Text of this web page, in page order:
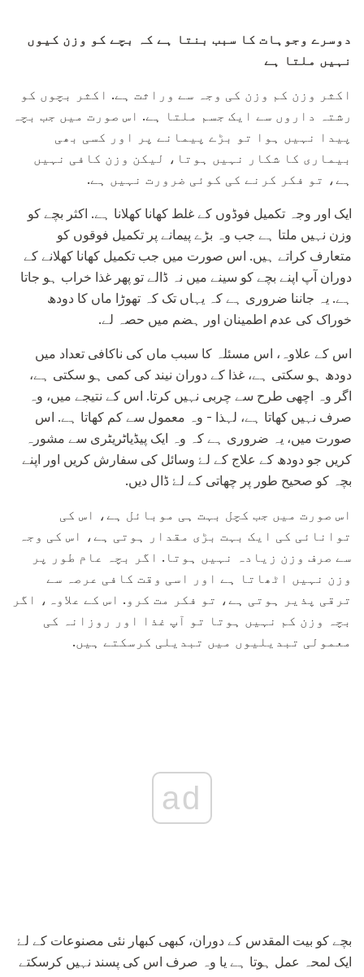
دوسرے وجوہات کا سبب بنتا ہے کہ بچے کو وزن کیوں
نہیں ملتا ہے
اکثر وزن کم وزن کی وجہ سے وراثت ہے. اکثر بچوں کو
رشتہ داروں سے ایک جسم ملتا ہے. اس صورت میں جب بچہ
پیدا نہیں ہوا تو بڑے پیمانے پر اور کسی بھی
بیماری کا شکار نہیں ہوتا، لیکن وزن کافی نہیں
ہے، تو فکر کرنے کی کوئی ضرورت نہیں ہے.
ایک اور وجہ تکمیل فوڈوں کے غلط کھانا کھلانا ہے. اکثر بچے کو
وزن نہیں ملتا ہے جب وہ بڑے پیمانے پر تکمیل فوقوں کو
متعارف کراتے ہیں. اس صورت میں جب تکمیل کھانا کھلانے کے
دوران آپ اپنے بچے کو سینے میں نہ ڈالے تو پھر غذا خراب ہو جاتا
ہے. یہ جاننا ضروری ہے کہ یہاں تک کہ تھوڑا ماں کا دودھ
خوراک کی عدم اطمینان اور ہضم میں حصہ لے.
اس کے علاوہ، اس مسئلہ کا سبب ماں کی ناکافی تعداد میں
دودھ ہو سکتی ہے، غذا کے دوران نیند کی کمی ہو سکتی ہے،
اگر وہ اچھی طرح سے چربی نہیں کرتا. اس کے نتیجے میں، وہ
صرف نہیں کھاتا ہے، لہذا - وہ معمول سے کم کھاتا ہے. اس
صورت میں، یہ ضروری ہے کہ وہ ایک پیڈیاٹریٹری سے مشورہ
کریں جو دودھ کے علاج کے لۓ وسائل کی سفارش کریں اور اپنے
بچہ کو صحیح طور پر چھاتی کے لۓ ڈال دیں.
اس صورت میں جب کچل بہت ہی موبائل ہے، اس کی
توانائی کی ایک بہت بڑی مقدار ہوتی ہے، اس کی وجہ
سے صرف وزن زیادہ نہیں ہوتا. اگر بچہ عام طور پر
وزن نہیں اٹھاتا ہے اور اسی وقت کافی عرصہ سے
ترقی پذیر ہوتی ہے، تو فکر مت کرو. اس کے علاوہ، اگر
بچہ وزن کم نہیں ہوتا تو آپ غذا اور روزانہ کی
معمولی تبدیلیوں میں تبدیلی کرسکتے ہیں.
ad
بچے کو بیت المقدس کے دوران، کبھی کبھار نئی مصنوعات کے لۓ
ایک لمحہ عمل ہوتا ہے یا وہ صرف اس کی پسند نہیں کرسکتے